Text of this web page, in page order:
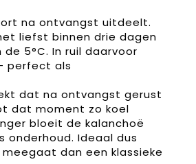
na ontvangst uitdeelt.
liefst binnen drie dagen
5°C. In ruil daarvoor
perfect als
dat na ontvangst gerust
dat moment zo koel
bloeit de kalanchoë
onderhoud. Ideaal dus
dan een klassieke